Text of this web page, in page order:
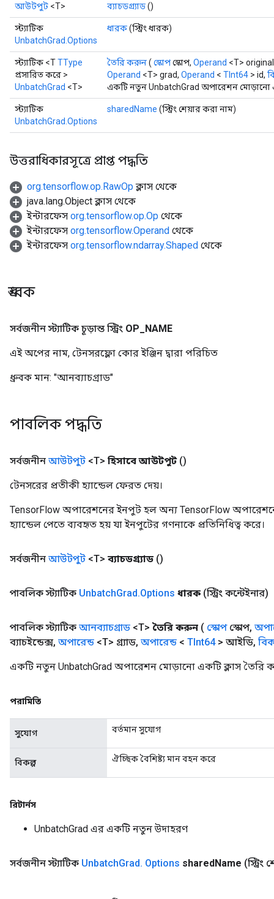
আউটপুট <T> ব্যাচডগ্র্যাড()
স্ট্যাটিক
UnbatchGrad.Options
ধারক(স্ট্রিং ধারক)
স্ট্যাটিক <TTType
প্রসারিত করে >
UnbatchGrad <T>
তৈরি করুন( স্কোপস্কোপ, Operand <T>
Operand <T> grad, Operand < TInt64 > id,
একটি নতুন UnbatchGrad অপারেশন মোড়ানো
স্ট্যাটিক
UnbatchGrad.Options
sharedName (স্ট্রিং শেয়ার করা নাম)
উত্তরাধিকারসূত্রে প্রাপ্ত পদ্ধতি
org.tensorflow.op.RawOp ক্লাস থেকে
java.lang.Object ক্লাস থেকে
ইন্টারফেস org.tensorflow.op.Op থেকে
ইন্টারফেস org.tensorflow.Operand থেকে
ইন্টারফেস org.tensorflow.ndarray.Shaped থেকে
ধ্রুবক
সর্বজনীন স্ট্যাটিক চূড়ান্ত স্ট্রিং OP NAME
এই অপের নাম, টেনসরফ্লো কোর ইঞ্জিন দ্বারা পরিচিত
ধ্রুবক মান: "আনব্যাচগ্রাড"
পাবলিক পদ্ধতি
সর্বজনীন আউটপুট <T> হিসাবে আউটপুট ()
টেনসরের প্রতীকী হ্যান্ডেল ফেরত দেয়।
TensorFlow অপারেশনের ইনপুট হল অন্য TensorFlow
হ্যান্ডেল পেতে ব্যবহৃত হয় যা ইনপুটের গণনাকে প্রতিনিধিত্ব করে।
সর্বজনীন আউটপুট <T> ব্যাচডগ্র্যাড ()
পাবলিক স্ট্যাটিক UnbatchGrad.Options ধারক (স্ট্রিং কন্টেইনার)
পাবলিক স্ট্যাটিক আনব্যাচগ্রাড <T> তৈরি করুন ( স্কোপস্কোপ,
ব্যাচইন্ডেক্স, অপারেন্ড <T> গ্র্যাড, অপারেন্ড < TInt64> আইডি,
একটি নতুন UnbatchGrad অপারেশন মোড়ানো একটি ক্লাস তৈরি
পরামিতি
সুযোগ বর্তমান সুযোগ
বিকল্প ঐচ্ছিক বৈশিষ্ট্য মান বহন করে
রিটার্নস
UnbatchGrad এর একটি নতুন উদাহরণ
সর্বজনীন স্ট্যাটিক UnbatchGrad. Options sharedName (স্ট্রিং